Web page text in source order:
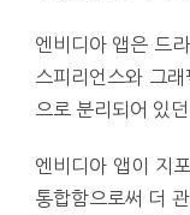
엔비디아 앱은 드
스피리언스와 그
으로 분리되어 있
엔비디아 앱이 지
통합함으로써 더